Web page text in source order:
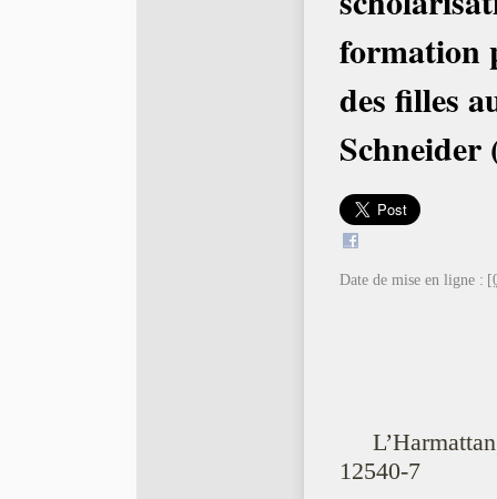
formation
des filles
Schneider
Date de mise en ligne :
12540-7